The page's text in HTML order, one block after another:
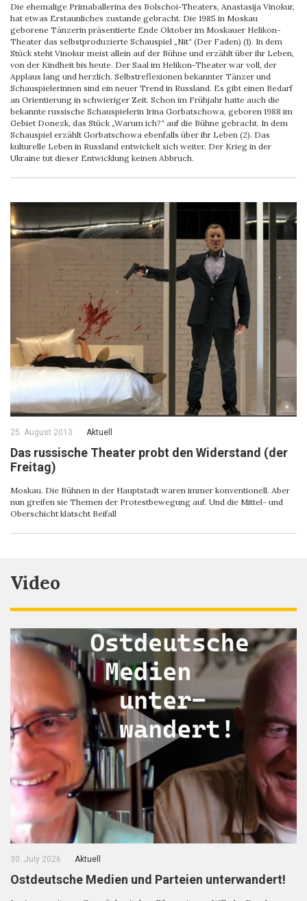
Die ehemalige Primaballerina des Bolschoi-Theaters, Anastasija Vinokur,
hat etwas Erstaunliches zustande gebracht. Die 1985 in Moskau
geborene Tänzerin präsentierte Ende Oktober im Moskauer Helikon-
Theater das selbstproduzierte Schauspiel „Nit“ (Der Faden) (1). In dem
Stück steht Vinokur meist allein auf der Bühne und erzählt über ihr Leben,
von der Kindheit bis heute. Der Saal im Helikon-Theater war voll, der
Applaus lang und herzlich. Selbstreflexionen bekannter Tänzer und
Schauspielerinnen sind ein neuer Trend in Russland. Es gibt einen Bedarf
an Orientierung in schwieriger Zeit. Schon im Frühjahr hatte auch die
bekannte russische Schauspielerin Irina Gorbatschowa, geboren 1988 im
Gebiet Donezk, das Stück „Warum ich?“ auf die Bühne gebracht. In dem
Schauspiel erzählt Gorbatschowa ebenfalls über ihr Leben (2). Das
kulturelle Leben in Russland entwickelt sich weiter. Der Krieg in der
Ukraine tut dieser Entwicklung keinen Abbruch.
25. August 2013 Aktuell
Das russische Theater probt den Widerstand (der
Freitag)
Moskau. Die Bühnen in der Hauptstadt waren immer konventionell. Aber
nun greifen sie Themen der Protestbewegung auf. Und die Mittel- und
Oberschicht klatscht Beifall
Video
30. July 2026 Aktuell
Ostdeutsche Medien und Parteien unterwandert!